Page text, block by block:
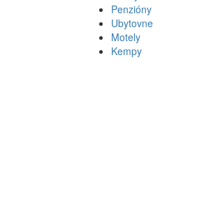
Penzióny
Ubytovne
Motely
Kempy